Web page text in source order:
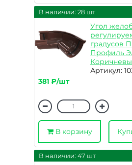
В наличии: 28 шт
Угол
градусов
Профиль
Артикул:
381 ₽/шт
В корзину
В наличии: 47 шт